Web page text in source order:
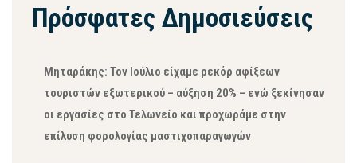
Πρόσφατες Δημοσιεύσεις
Μηταράκης: Τον Ιούλιο είχαμε ρεκόρ αφίξεων
τουριστών εξωτερικού – αύξηση 20% – ενώ ξεκίνησαν
οι εργασίες στο Τελωνείο και προχωράμε στην
επίλυση φορολογίας μαστιχοπαραγωγών